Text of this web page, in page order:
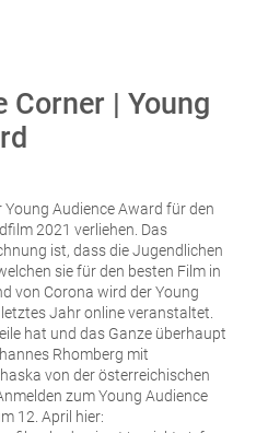
Corner | Young
Audience Award für den
2021 verliehen. Das
ist, dass die Jugendlichen
sie für den besten Film in
von Corona wird der Young
Jahr online veranstaltet.
hat und das Ganze überhaupt
Rhomberg mit
von der österreichischen
zum Young Audience
12. April hier: